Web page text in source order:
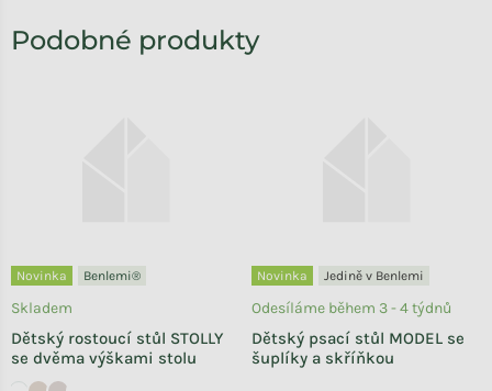
Novinka Benlemi®
Dětský rostoucí stůl STOLLY
se dvěma výškami stolu
Skladem
Novinka Jedině v Benlemi
Dětský psací stůl MODEL se
šuplíky a skříňkou
Odesíláme během 3 - 4 týdnů